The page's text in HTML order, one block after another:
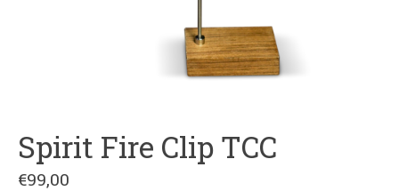
Spirit Fire Clip TCC
€99,00